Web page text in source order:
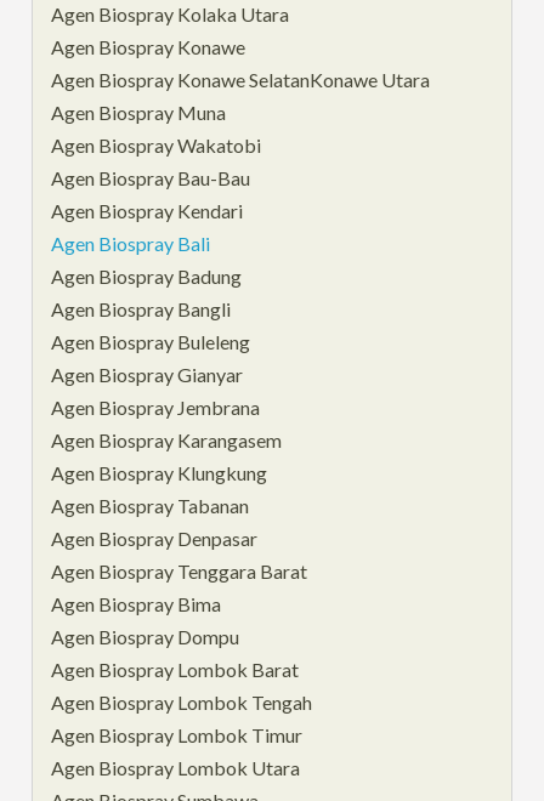
Agen Biospray Kolaka Utara
Agen Biospray Konawe
Agen Biospray Konawe SelatanKonawe Utara
Agen Biospray Muna
Agen Biospray Wakatobi
Agen Biospray Bau-Bau
Agen Biospray Kendari
Agen Biospray Bali
Agen Biospray Badung
Agen Biospray Bangli
Agen Biospray Buleleng
Agen Biospray Gianyar
Agen Biospray Jembrana
Agen Biospray Karangasem
Agen Biospray Klungkung
Agen Biospray Tabanan
Agen Biospray Denpasar
Agen Biospray Tenggara Barat
Agen Biospray Bima
Agen Biospray Dompu
Agen Biospray Lombok Barat
Agen Biospray Lombok Tengah
Agen Biospray Lombok Timur
Agen Biospray Lombok Utara